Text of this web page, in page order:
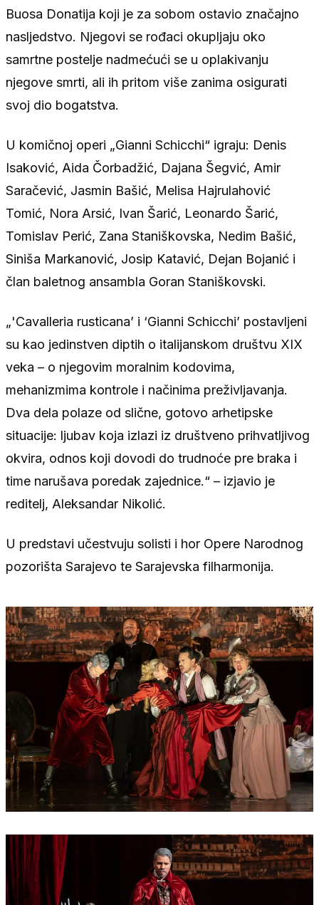
Buosa Donatija koji je za sobom ostavio značajno
nasljedstvo. Njegovi se rođaci okupljaju oko
samrtne postelje nadmećući se u oplakivanju
njegove smrti, ali ih pritom više zanima osigurati
svoj dio bogatstva.
U komičnoj operi „Gianni Schicchi“ igraju: Denis
Isaković, Aida Čorbadžić, Dajana Šegvić, Amir
Saračević, Jasmin Bašić, Melisa Hajrulahović
Tomić, Nora Arsić, Ivan Šarić, Leonardo Šarić,
Tomislav Perić, Zana Staniškovska, Nedim Bašić,
Siniša Markanović, Josip Katavić, Dejan Bojanić i
član baletnog ansambla Goran Staniškovski.
„'Cavalleria rusticana’ i ‘Gianni Schicchi’ postavljeni
su kao jedinstven diptih o italijanskom društvu XIX
veka – o njegovim moralnim kodovima,
mehanizmima kontrole i načinima preživljavanja.
Dva dela polaze od slične, gotovo arhetipske
situacije: ljubav koja izlazi iz društveno prihvatljivog
okvira, odnos koji dovodi do trudnoće pre braka i
time narušava poredak zajednice.“ – izjavio je
reditelj, Aleksandar Nikolić.
U predstavi učestvuju solisti i hor Opere Narodnog
pozorišta Sarajevo te Sarajevska filharmonija.